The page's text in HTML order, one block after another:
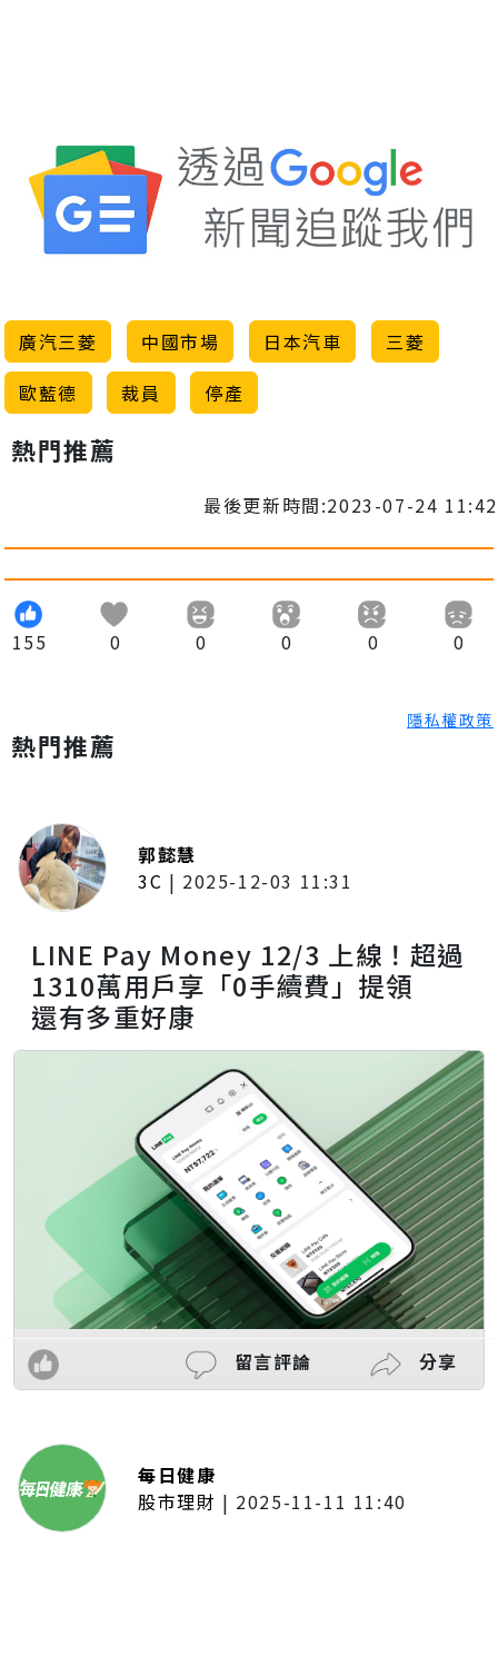
廣汽三菱 中國市場 日本汽車
三菱
歐藍德
裁員 停產
熱門推薦
最後更新時間:2023-07-24 11:42
155 0 0 0 0 0
隱私權政策
熱門推薦
郭懿慧
3C | 2025-12-03 11:31
LINE Pay Money 12/3 上線！超過
1310萬用戶享「0手續費」提領
還有多重好康
留言評論 分享
每日健康
股市理財 | 2025-11-11 11:40